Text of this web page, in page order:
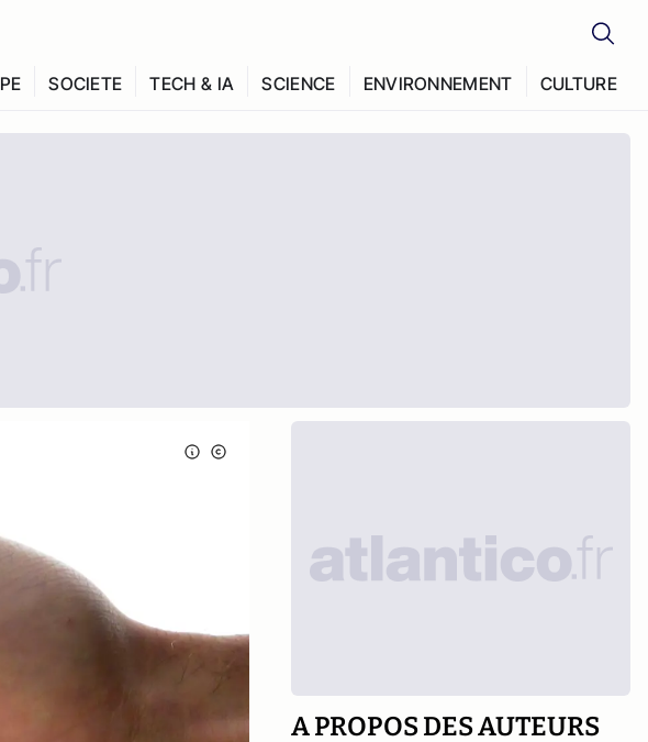
SOCIETE TECH & IA SCIENCE ENVIRONNEMENT CULTURE
A PROPOS DES AUTEURS